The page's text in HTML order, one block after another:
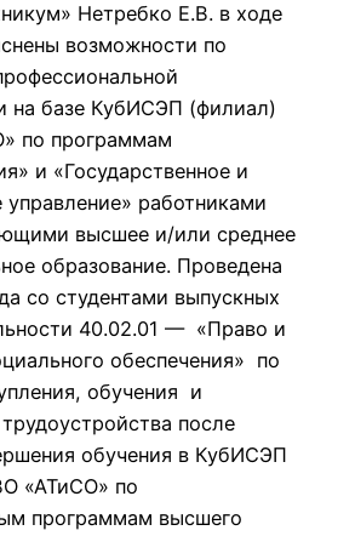
Нетребко Е.В. в ходе
возможности по
на базе КубИСЭП (филиал)
по программам
и «Государственное и
работниками
высшее и/или среднее
образование. Проведена
со студентами выпускных
40.02.01 — «Право и
обеспечения» по
обучения и
после
обучения в КубИСЭП
«АТиСО» по
программам высшего